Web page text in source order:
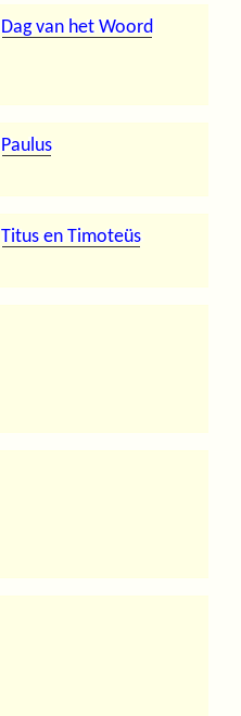
Dag van het Woord
Paulus
Titus en Timoteüs